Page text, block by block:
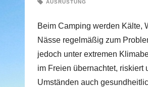
AUSRÜSTUNG
Beim Camping werden Kälte,
Nässe regelmäßig zum
jedoch unter extremen
im Freien übernachtet, riskiert
Umständen auch